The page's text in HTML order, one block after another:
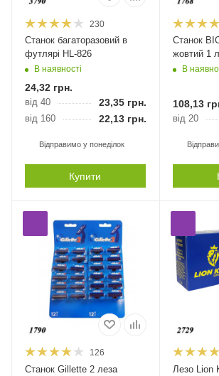
230
Станок багаторазовий в
футлярі HL-826
В наявності
24,32 грн.
від 40 23,35 грн.
від 160 22,13 грн.
Відправимо у понеділок
Купити
Станок
жовтий 1
В
108,13
від 20
126
Станок Gillette 2 леза
Лезо Lion